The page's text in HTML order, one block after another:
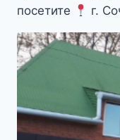
посетите
г.